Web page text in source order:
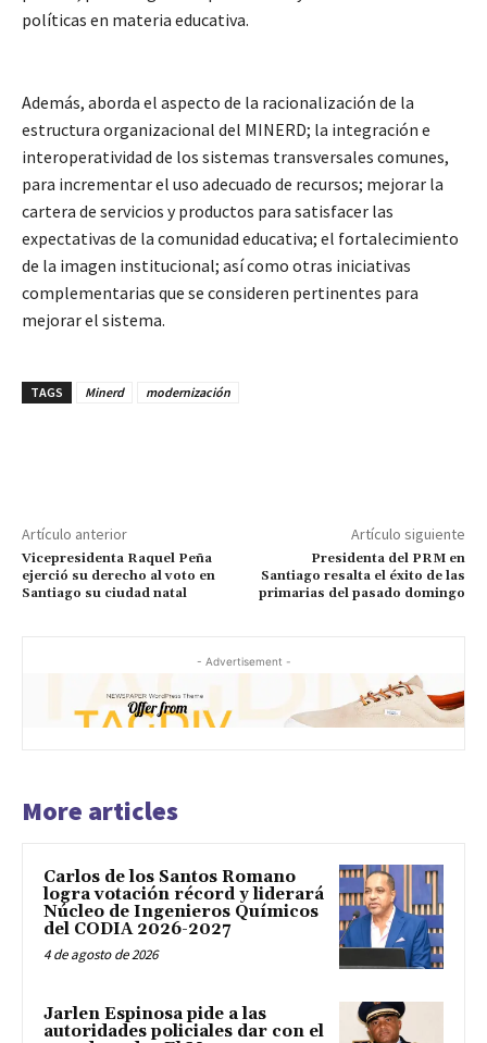
políticas en materia educativa.
Además, aborda el aspecto de la racionalización de la
estructura organizacional del MINERD; la integración e
interoperatividad de los sistemas transversales comunes,
para incrementar el uso adecuado de recursos; mejorar la
cartera de servicios y productos para satisfacer las
expectativas de la comunidad educativa; el fortalecimiento
de la imagen institucional; así como otras iniciativas
complementarias que se consideren pertinentes para
mejorar el sistema.
TAGS Minerd modernización
Artículo anterior
Vicepresidenta Raquel Peña
ejerció su derecho al voto en
Santiago su ciudad natal
Artículo siguiente
Presidenta del PRM en
Santiago resalta el éxito de las
primarias del pasado domingo
- Advertisement -
More articles
Carlos de los Santos Romano
logra votación récord y liderará
Núcleo de Ingenieros Químicos
del CODIA 2026-2027
4 de agosto de 2026
Jarlen Espinosa pide a las
autoridades policiales dar con el